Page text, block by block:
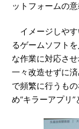
ットフォームの意
イメージしやす
るゲームソフト
な作業に対応さ
一々改造せずに
で頻繁に行うも
め“キラーアプリ